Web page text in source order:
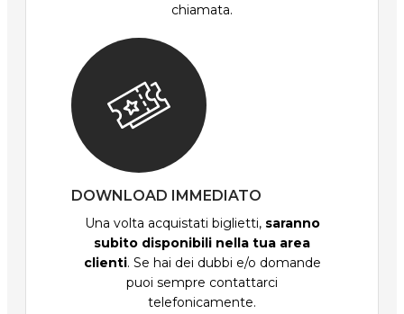
chiamata.
DOWNLOAD IMMEDIATO
Una volta acquistati biglietti, saranno
subito disponibili nella tua area
clienti. Se hai dei dubbi e/o domande
puoi sempre contattarci
telefonicamente.